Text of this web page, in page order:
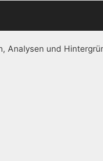
Analysen und